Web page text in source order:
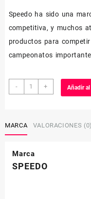
Speedo ha sido una
competitiva, y muchos
productos para
campeonatos
-
GAFAS
DE
+ Añadir
MARCA VALORACIONES (0)
Marca
SPEEDO